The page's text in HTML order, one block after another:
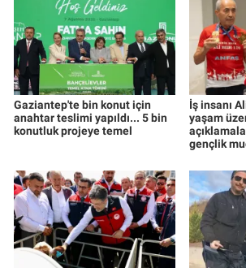
Gaziantep'te bin konut için
anahtar teslimi yapıldı... 5 bin
konutluk projeye temel
İş insanı
yaşam
gençlik